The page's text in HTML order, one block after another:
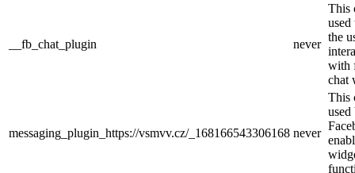
__fb_chat_plugin never
This
used
the
with
chat
messaging_plugin_https://vsmvv.cz/_168166543306168 never
This
used